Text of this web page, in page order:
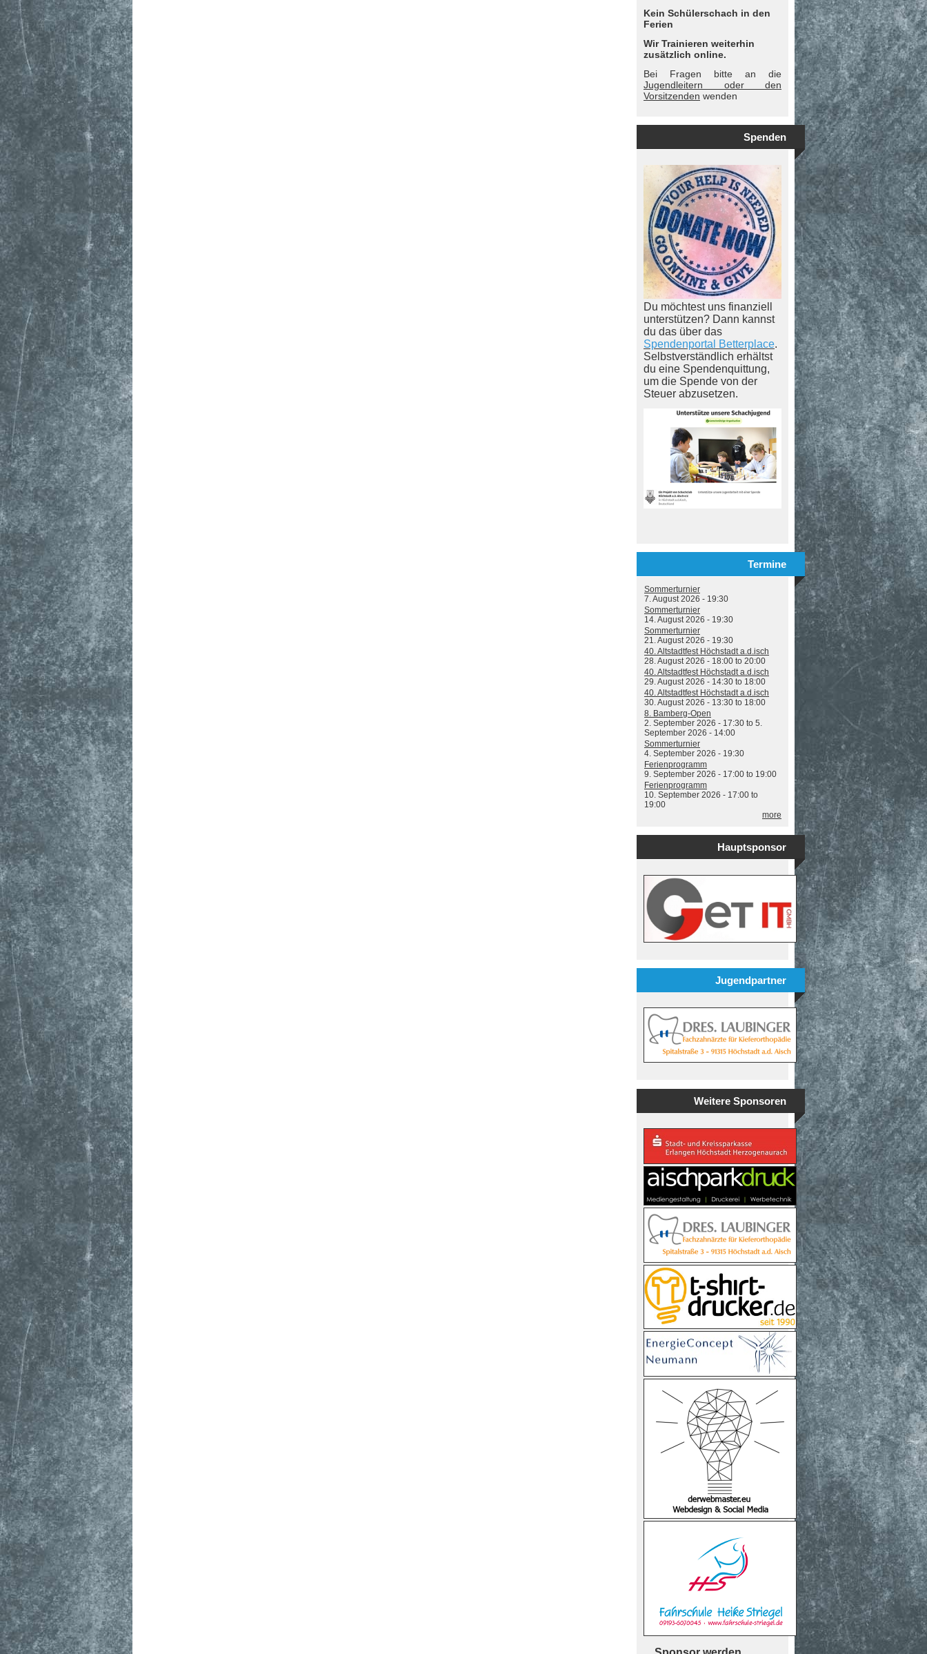
Kein Schülerschach in den
Ferien
Wir Trainieren weiterhin
zusätzlich online.
Bei Fragen bitte an die
Jugendleitern oder den
Vorsitzenden wenden
Spenden
Du möchtest uns finanziell
unterstützen? Dann kannst
du das über das
Spendenportal Betterplace.
Selbstverständlich erhältst
du eine Spendenquittung,
um die Spende von der
Steuer abzusetzen.
Termine
Sommerturnier
7. August 2026 - 19:30
Sommerturnier
14. August 2026 - 19:30
Sommerturnier
21. August 2026 - 19:30
40. Altstadtfest Höchstadt a.d.isch
28. August 2026 - 18:00 to 20:00
40. Altstadtfest Höchstadt a.d.isch
29. August 2026 - 14:30 to 18:00
40. Altstadtfest Höchstadt a.d.isch
30. August 2026 - 13:30 to 18:00
8. Bamberg-Open
2. September 2026 - 17:30 to 5.
September 2026 - 14:00
Sommerturnier
4. September 2026 - 19:30
Ferienprogramm
9. September 2026 - 17:00 to 19:00
Ferienprogramm
10. September 2026 - 17:00 to
19:00
more
Hauptsponsor
Jugendpartner
Weitere Sponsoren